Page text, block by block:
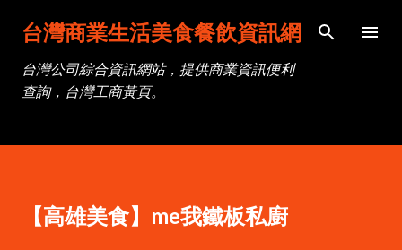
跳到主要內容
台灣商業生活美食餐飲資訊網
台灣公司綜合資訊網站，提供商業資訊便利
查詢，台灣工商黃頁。
【高雄美食】me我鐵板私廚